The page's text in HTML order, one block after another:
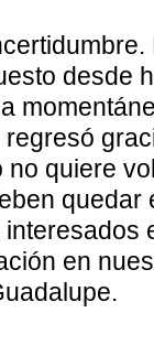
desde
quiere
quedar
en